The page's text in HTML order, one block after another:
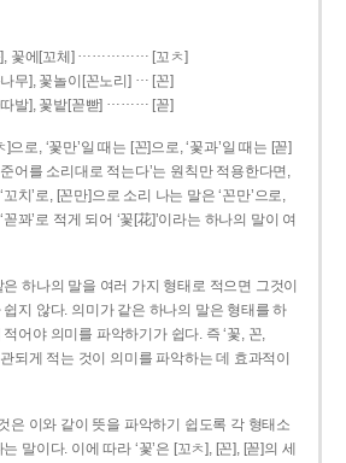
꽃에[꼬체] …………… [꼬ㅊ]
무], 꽃놀이[꼰노리] … [꼰]
발], 꽃밭[꼳빧] ……… [꼳]
]으로, ‘꽃만’일 때는 [꼰]으로, ‘꽃과’일 때는 [꼳]
어를 소리대로 적는다’는 원칙만 적용한다면,
치’로, [꼰만]으로 소리 나는 말은 ‘꼰만’으로,
꽈’로 적게 되어 ‘꽃[花]’이라는 하나의 말이 여
하나의 말을 여러 가지 형태로 적으면 그것이
지 않다. 의미가 같은 하나의 말은 형태를 하
어야 의미를 파악하기가 쉽다. 즉 ‘꽃, 꼰,
관되게 적는 것이 의미를 파악하는 데 효과적이
은 이와 같이 뜻을 파악하기 쉽도록 각 형태소
말이다. 이에 따라 ‘꽃’은 [꼬ㅊ], [꼰], [꼳]의 세